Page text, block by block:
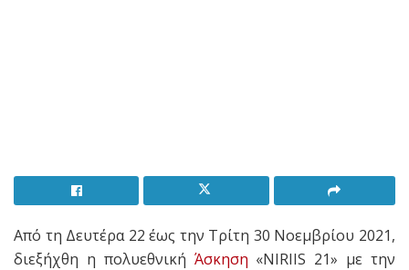
Από τη Δευτέρα 22 έως την Τρίτη 30 Νοεμβρίου 2021,
διεξήχθη η πολυεθνική Άσκηση «NIRIIS 21» με την